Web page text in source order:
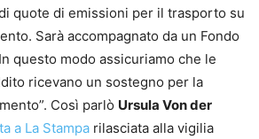
quote di emissioni per il trasporto su
Sarà accompagnato da un Fondo
questo modo assicuriamo che le
ricevano un sostegno per la
Così parlò Ursula Von der
a La Stampa rilasciata alla vigilia